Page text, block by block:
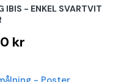
IBIS - ENKEL SVARTVIT
kr